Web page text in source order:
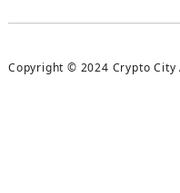
Copyright © 2024 Crypto City